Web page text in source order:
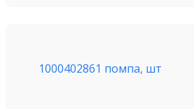
1000402861 помпа, шт